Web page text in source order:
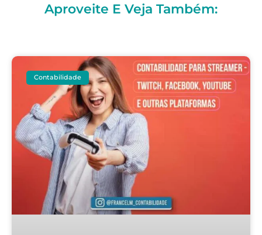
Aproveite E Veja Também:
Contabilidade